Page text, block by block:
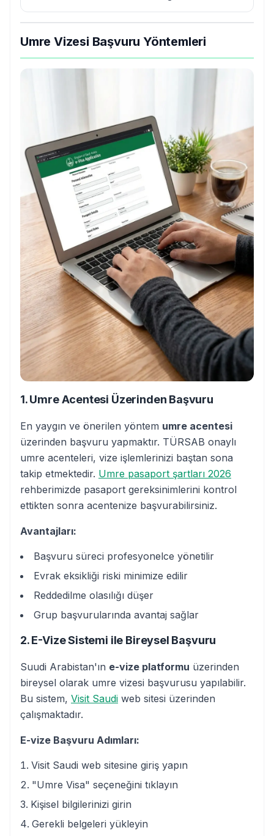
Umre Vizesi Başvuru Yöntemleri
1. Umre Acentesi Üzerinden Başvuru
En yaygın ve önerilen yöntem umre acentesi
üzerinden başvuru yapmaktır. TÜRSAB onaylı
umre acenteleri, vize işlemlerinizi baştan sona
takip etmektedir. Umre pasaport şartları 2026
rehberimizde pasaport gereksinimlerini kontrol
ettikten sonra acentenize başvurabilirsiniz.
Avantajları:
Başvuru süreci profesyonelce yönetilir
Evrak eksikliği riski minimize edilir
Reddedilme olasılığı düşer
Grup başvurularında avantaj sağlar
2. E-Vize Sistemi ile Bireysel Başvuru
Suudi Arabistan'ın e-vize platformu üzerinden
bireysel olarak umre vizesi başvurusu yapılabilir.
Bu sistem, Visit Saudi web sitesi üzerinden
çalışmaktadır.
E-vize Başvuru Adımları:
Visit Saudi web sitesine giriş yapın
"Umre Visa" seçeneğini tıklayın
Kişisel bilgilerinizi girin
Gerekli belgeleri yükleyin